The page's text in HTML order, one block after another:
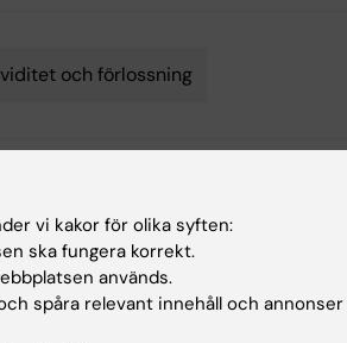
och förlossning
vi kakor för olika syften:
ska fungera korrekt.
används.
spåra relevant innehåll och